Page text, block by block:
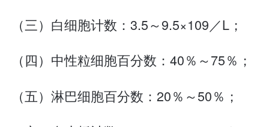
（三）白细胞计数：3.5～9.5×109／L；
（四）中性粒细胞百分数：40％～75％；
（五）淋巴细胞百分数：20％～50％；